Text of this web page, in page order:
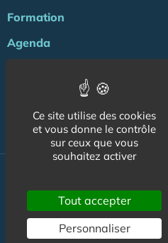
Formation
Agenda
NOS AUTRES SITES :
© Puissance-Zen 2026 -
des
Ce site utilise des cookies
et vous donne le contrôle
sur ceux que vous
souhaitez activer
Tout accepter
Personnaliser